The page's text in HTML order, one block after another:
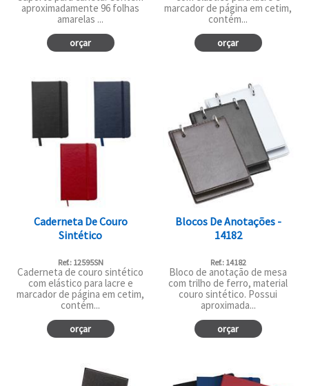
aproximadamente 96 folhas
amarelas ...
orçar
marcador de página em cetim,
contém...
orçar
Caderneta De Couro
Sintético
Ref.: 12595SN
Caderneta de couro sintético
com elástico para lacre e
marcador de página em cetim,
contém...
orçar
Blocos De Anotações -
14182
Ref.: 14182
Bloco de anotação de mesa
com trilho de ferro, material
couro sintético. Possui
aproximada...
orçar